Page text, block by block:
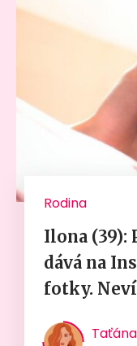
Rodina
Ilona (39):
dává na
fotky.